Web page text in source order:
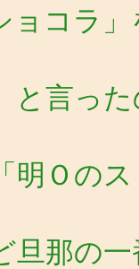
ョコラ
と言っ
明Ｏの
旦那の